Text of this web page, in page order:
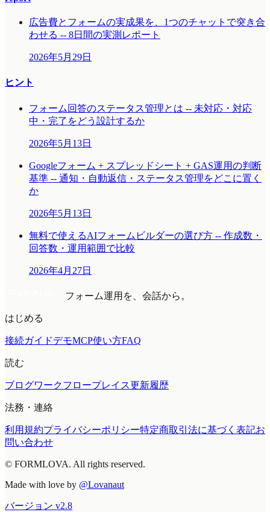
広告費とフォームの実成果を、1つのチャットで突き合
わせる -- 8日間の実測レポート
2026年5月29日
ヒント
フォーム回答のステータス管理とは -- 未対応・対応
中・完了をどう設計するか
2026年5月13日
Googleフォーム + スプレッドシート + GAS運用の判断
基準 -- 通知・自動返信・ステータス管理をどこに置く
か
2026年5月13日
無料で使えるAIフォームビルダーの選び方 -- 作成数・
回答数・運用範囲で比較
2026年4月27日
フォーム運用を、会話から。
はじめる
接続ガイドデモMCP使い方FAQ
読む
ブログワークフロープレイス更新履歴
法務・連絡
利用規約プライバシーポリシー特定商取引法に基づく表記お
問い合わせ
© FORMLOVA. All rights reserved.
Made with love by @Lovanaut
バージョン v2.8